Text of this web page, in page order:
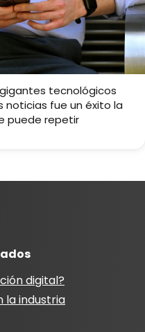
tecnológicos
noticias fue un éxito la
puede repetir
digital?
la industria